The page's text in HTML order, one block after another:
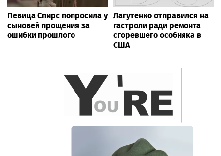
Певица Спирс попросила у
сыновей прощения за
ошибки прошлого
Лагутенко отправился на
гастроли ради ремонта
сгоревшего особняка в
США